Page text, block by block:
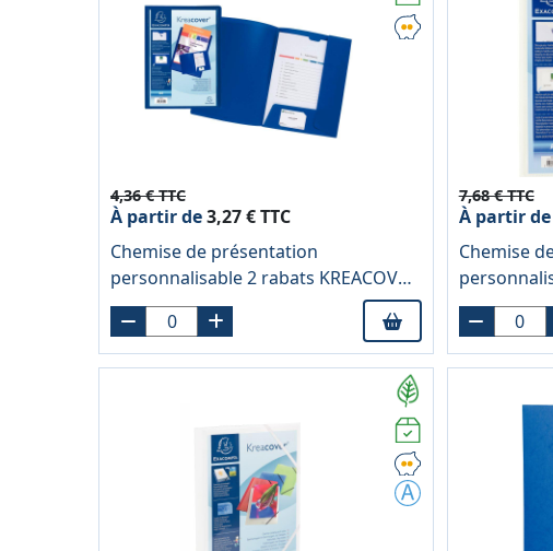
4,36 € TTC
À partir de3,27 € TTC
Chemise de présentation
personnalisable 2 rabats KREACOVER
en polypropylène 4/10ème, bleu
7,68 € TTC
À partir de
Chemise
en